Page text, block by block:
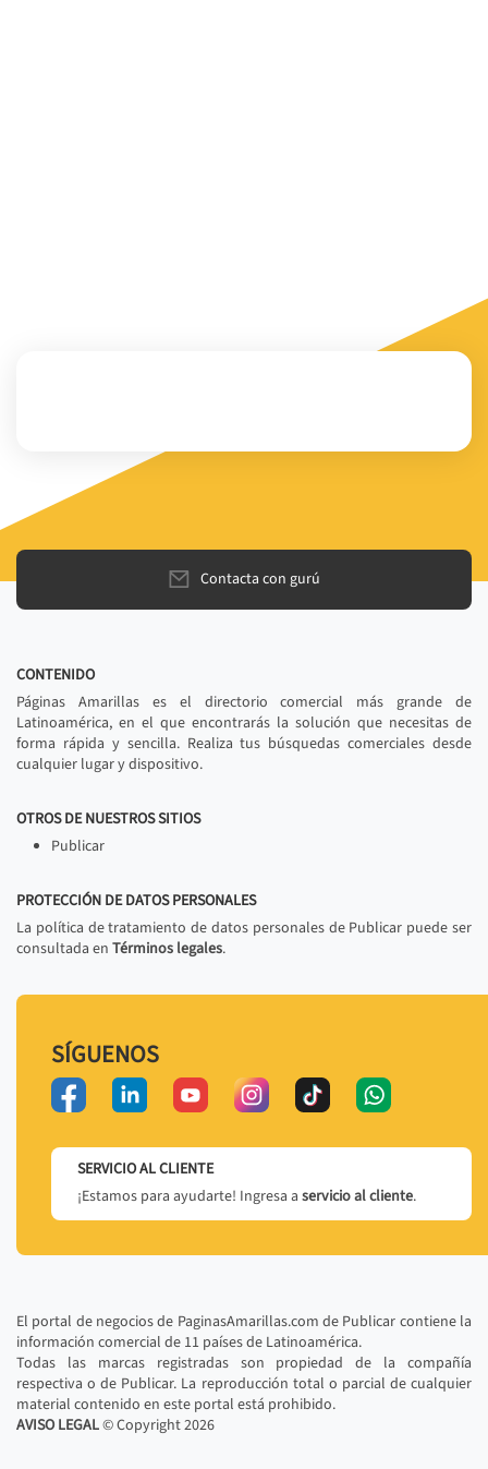
Contacta con gurú
CONTENIDO
Páginas Amarillas es el directorio comercial más grande de
Latinoamérica, en el que encontrarás la solución que necesitas de
forma rápida y sencilla. Realiza tus búsquedas comerciales desde
cualquier lugar y dispositivo.
OTROS DE NUESTROS SITIOS
Publicar
PROTECCIÓN DE DATOS PERSONALES
La política de tratamiento de datos personales de Publicar puede ser
consultada en Términos legales.
SÍGUENOS
SERVICIO AL CLIENTE
¡Estamos para ayudarte! Ingresa a servicio al cliente.
El portal de negocios de PaginasAmarillas.com de Publicar contiene la
información comercial de 11 países de Latinoamérica.
Todas las marcas registradas son propiedad de la compañía
respectiva o de Publicar. La reproducción total o parcial de cualquier
material contenido en este portal está prohibido.
AVISO LEGAL© Copyright2026